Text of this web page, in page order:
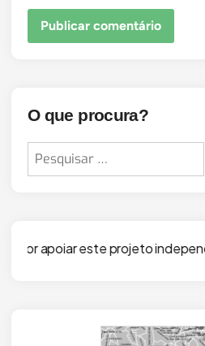
O que procura?
Pesquisar
por:
projeto independente!